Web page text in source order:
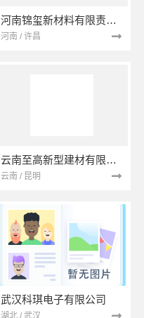
河南锦玺新材料有限责任公司
河南 / 许昌
云南至高新型建材有限公司
云南 / 昆明
武汉科琪电子有限公司
湖北 / 武汉